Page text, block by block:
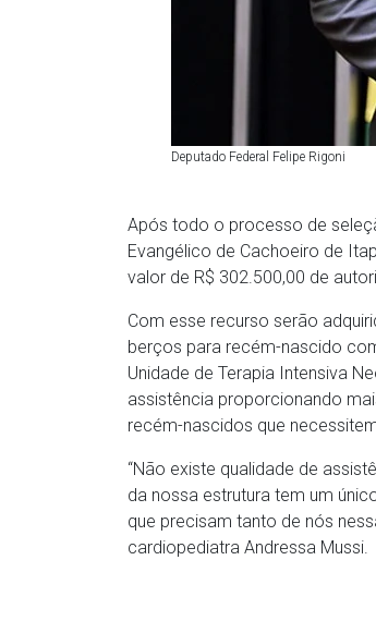
Deputado Federal Felipe Rigoni
Após todo o processo de
Evangélico de Cachoeiro de
valor de R$ 302.500,00 de
Com esse recurso serão
berços para recém-nascido
Unidade de Terapia Intensiva
assistência proporcionando
recém-nascidos que
“Não existe qualidade de
da nossa estrutura tem um
que precisam tanto de nós
cardiopediatra Andressa Mussi.